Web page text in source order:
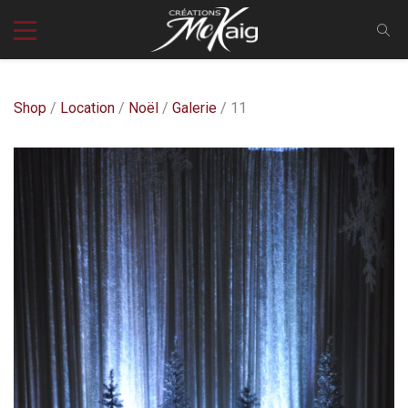
Shop / Location / Noël / Galerie / 11